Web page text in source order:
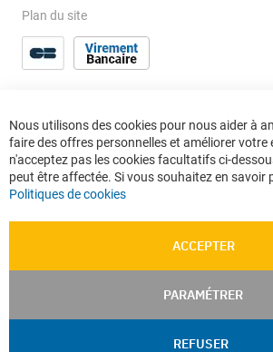
Plan du site
Nous utilisons des cookies pour nous aider à
faire des offres personnelles et améliorer votre
n'acceptez pas les cookies facultatifs ci-
peut être affectée. Si vous souhaitez en savoir
Politiques de cookies
ACCEPTER
PARAMÉTRER
REFUSER